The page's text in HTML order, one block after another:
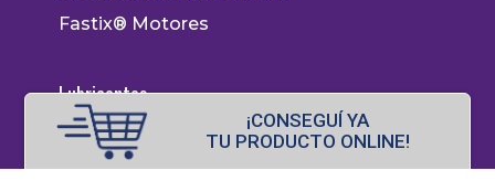
Fastix® Motores
Lubricantes
WD-40®
¡CONSEGUÍ YA
TU PRODUCTO ONLINE!